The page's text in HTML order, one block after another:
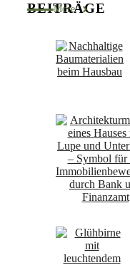
BEITRÄGE
More